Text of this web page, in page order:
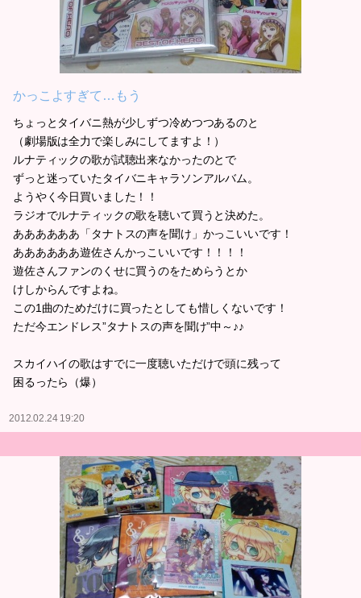
かっこよすぎて…もう
ちょっとタイバニ熱が少しずつ冷めつつあるのと
（劇場版は全力で楽しみにしてますよ！）
ルナティックの歌が試聴出来なかったのとで
ずっと迷っていたタイバニキャラソンアルバム。
ようやく今日買いました！！
ラジオでルナティックの歌を聴いて買うと決めた。
ああああああ「タナトスの声を聞け」かっこいいです！
ああああああ遊佐さんかっこいいです！！！！
遊佐さんファンのくせに買うのをためらうとか
けしからんですよね。
この1曲のためだけに買ったとしても惜しくないです！
ただ今エンドレス”タナトスの声を聞け”中～♪♪
スカイハイの歌はすでに一度聴いただけで頭に残って
困るったら（爆）
2012.02.24 19:20